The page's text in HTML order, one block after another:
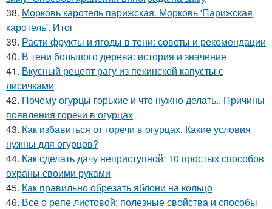
38. Морковь каротель парижская. Морковь 'Парижская
каротель'. Итог
39. Расти фрукты и ягоды в тени: советы и рекомендации
40. В тени большого дерева: история и значение
41. Вкусный рецепт рагу из пекинской капусты с
лисичками
42. Почему огурцы горькие и что нужно делать.. Причины
появления горечи в огурцах
43. Как избавиться от горечи в огурцах. Какие условия
нужны для огурцов?
44. Как сделать дачу неприступной: 10 простых способов
охраны своими руками
45. Как правильно обрезать яблони на кольцо
46. Все о репе листовой: полезные свойства и способы